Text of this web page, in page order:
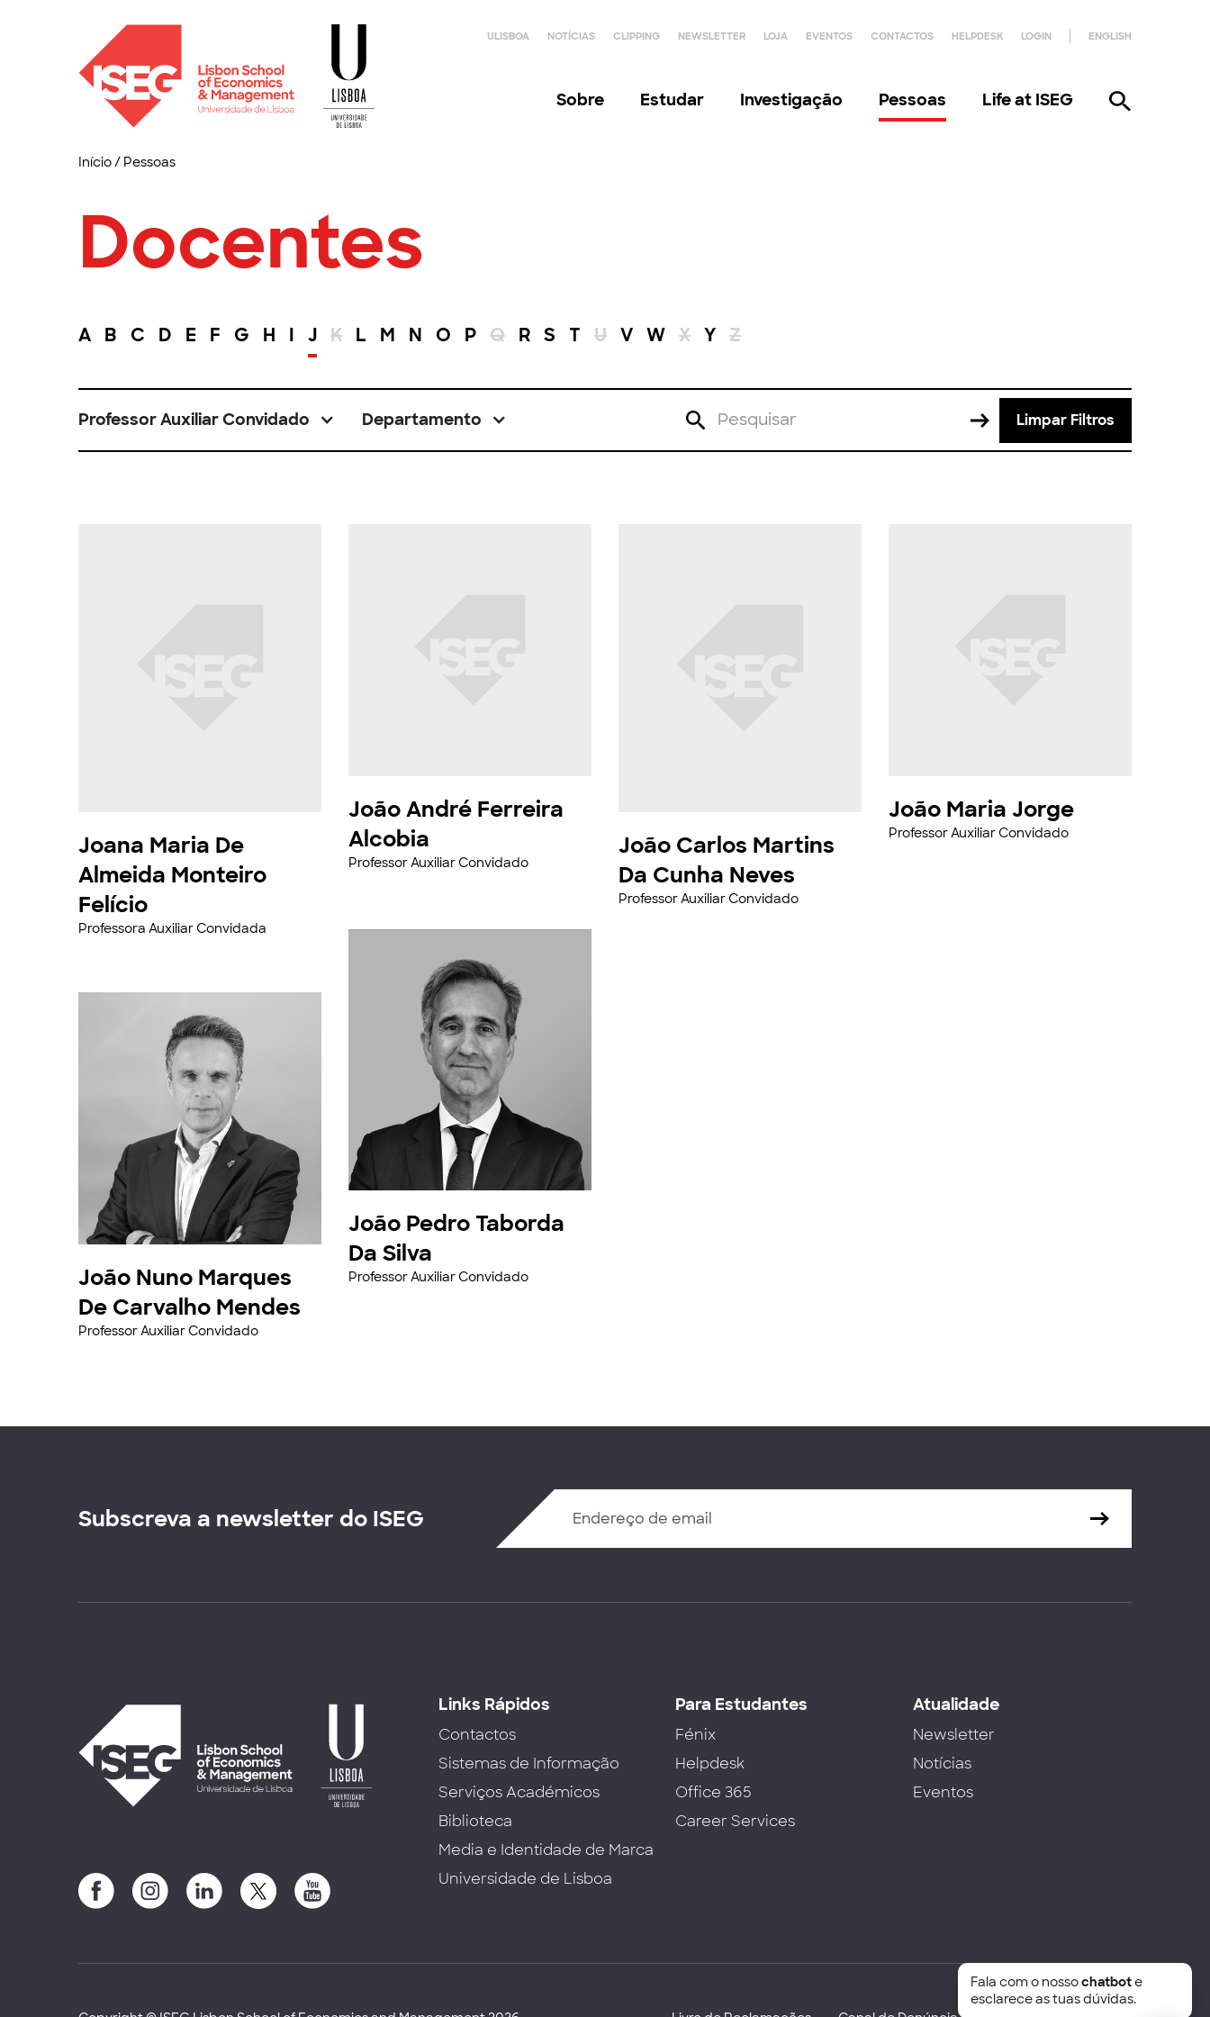
ULISBOA NOTÍCIAS CLIPPING NEWSLETTER LOJA EVENTOS CONTACTOS HELPDESK LOGIN ENGLISH
Sobre Estudar Investigação Pessoas Life at ISEG
Início/ Pessoas
Docentes
A B C D E F G H I J K L M N O P Q R S T U V W X Y Z
Professor Auxiliar Convidado Departamento Limpar Filtros
Joana Maria De
Almeida Monteiro
Felício
Professora Auxiliar Convidada
João Nuno Marques
De Carvalho Mendes
Professor Auxiliar Convidado
João André Ferreira
Alcobia
Professor Auxiliar Convidado
João Pedro Taborda
Da Silva
Professor Auxiliar Convidado
João Carlos Martins
Da Cunha Neves
Professor Auxiliar Convidado
João Maria Jorge
Professor Auxiliar Convidado
Subscreva a newsletter do ISEG
Links Rápidos
Contactos
Sistemas de Informação
Serviços Académicos
Biblioteca
Media e Identidade de Marca
Universidade de Lisboa
Para Estudantes
Fénix
Helpdesk
Office 365
Career Services
Atualidade
Newsletter
Notícias
Eventos
Fala com o nossochatbote
esclarece as tuas dúvidas.